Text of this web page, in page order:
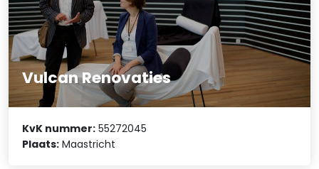
Vulcan Renovaties
KvK nummer: 55272045
Plaats: Maastricht